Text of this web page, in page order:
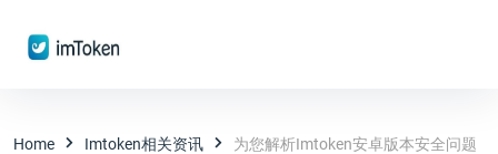
Home Imtoken相关资讯 为您解析imtoken安卓版本安全问题